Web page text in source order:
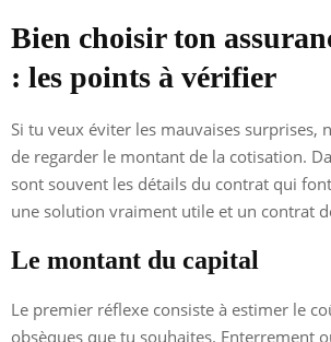
Bien choisir ton
: les points à vérifier
Si tu veux éviter les mauvaises surprises,
de regarder le montant de la cotisation.
sont souvent les détails du contrat qui
une solution vraiment utile et un contrat
Le montant du capital
Le premier réflexe consiste à estimer le
obsèques que tu souhaites. Enterrement